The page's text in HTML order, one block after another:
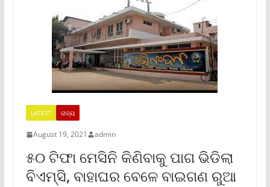
LATEST ରାଜ୍ୟ
August 19, 2021 admin
୫୦ ଟିଫା ମେସିନି କିଣିବାକୁ ପାଗ ଭିଡିଲା
ବିଏମ୍‍ସି, ବାହାଘର ବେଳେ ବାଇଗଣ ରୁଆ